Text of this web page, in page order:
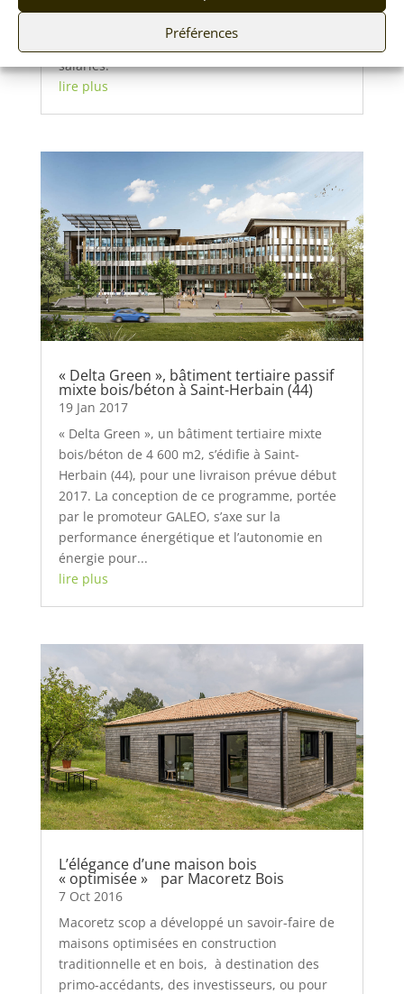
Préférences
groupement de plus de 30 entreprises
salariés.
lire plus
« Delta Green », bâtiment tertiaire passif
mixte bois/béton à Saint-Herbain (44)
19 Jan 2017
« Delta Green », un bâtiment tertiaire mixte
bois/béton de 4 600 m2, s’édifie à Saint-
Herbain (44), pour une livraison prévue début
2017. La conception de ce programme, portée
par le promoteur GALEO, s’axe sur la
performance énergétique et l’autonomie en
énergie pour...
lire plus
L’élégance d’une maison bois
« optimisée » par Macoretz Bois
7 Oct 2016
Macoretz scop a développé un savoir-faire de
maisons optimisées en construction
traditionnelle et en bois, à destination des
primo-accédants, des investisseurs, ou pour